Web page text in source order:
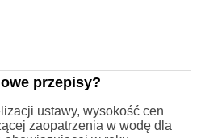
przepisy?
ustawy, wysokość cen
zaopatrzenia w wodę dla